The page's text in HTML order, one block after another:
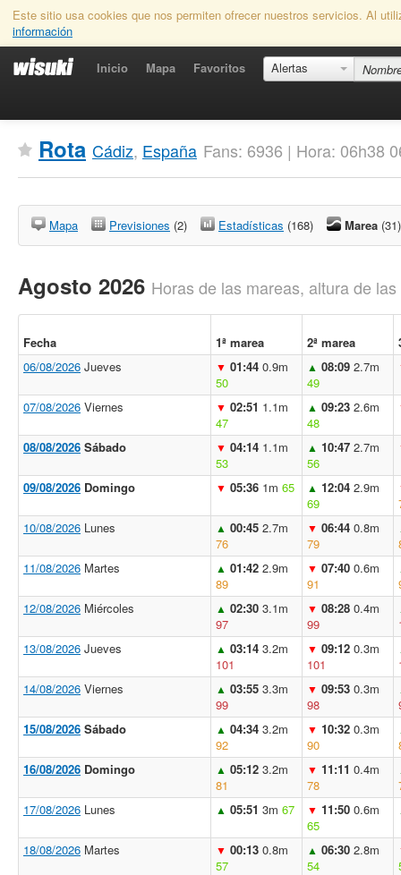
Este sitio usa cookies que nos permiten ofrecer nuestros servicios. Al
información
Inicio Mapa Favoritos Alertas
Rota Cádiz, España Fans: 6936 | Hora: 06h38
Mapa Previsiones (2) Estadísticas (168) Marea (31)
Agosto 2026 Horas de las mareas, altura de
Fecha 1ª marea 2ª marea
06/08/2026 Jueves ▼ 01:44 0.9m
50
▲ 08:09 2.7m
49
07/08/2026 Viernes ▼ 02:51 1.1m
47
▲ 09:23 2.6m
48
08/08/2026 Sábado ▼ 04:14 1.1m
53
▲ 10:47 2.7m
56
09/08/2026 Domingo ▼ 05:36 1m 65 ▲ 12:04 2.9m
69
10/08/2026 Lunes ▲ 00:45 2.7m
76
▼ 06:44 0.8m
79
11/08/2026 Martes ▲ 01:42 2.9m
89
▼ 07:40 0.6m
91
12/08/2026 Miércoles ▲ 02:30 3.1m
97
▼ 08:28 0.4m
99
13/08/2026 Jueves ▲ 03:14 3.2m
101
▼ 09:12 0.3m
101
14/08/2026 Viernes ▲ 03:55 3.3m
99
▼ 09:53 0.3m
98
15/08/2026 Sábado ▲ 04:34 3.2m
92
▼ 10:32 0.3m
90
16/08/2026 Domingo ▲ 05:12 3.2m
81
▼ 11:11 0.4m
78
17/08/2026 Lunes ▲ 05:51 3m 67 ▼ 11:50 0.6m
65
18/08/2026 Martes ▼ 00:13 0.8m
57
▲ 06:30 2.8m
54